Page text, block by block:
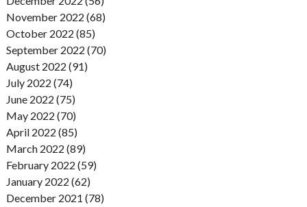
November 2022 (68)
October 2022 (85)
September 2022 (70)
August 2022 (91)
July 2022 (74)
June 2022 (75)
May 2022 (70)
April 2022 (85)
March 2022 (89)
February 2022 (59)
January 2022 (62)
December 2021 (78)